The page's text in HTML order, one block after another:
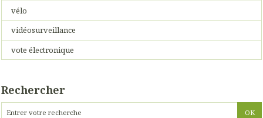
vélo
vidéosurveillance
vote électronique
Rechercher